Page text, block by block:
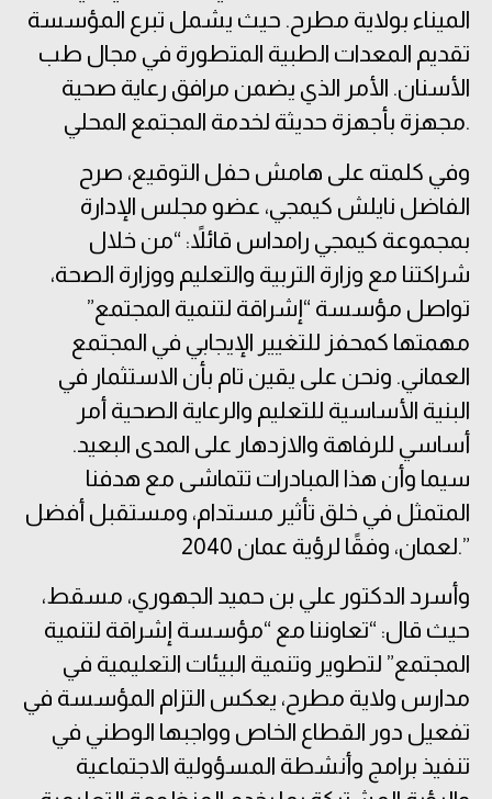
الميناء بولاية مطرح. حيث يشمل تبرع المؤسسة
تقديم المعدات الطبية المتطورة في مجال طب
الأسنان. الأمر الذي يضمن مرافق رعاية صحية
مجهزة بأجهزة حديثة لخدمة المجتمع المحلي.
وفي كلمته على هامش حفل التوقيع، صرح
الفاضل نايلش كيمجي، عضو مجلس الإدارة
بمجموعة كيمجي رامداس قائلاً: “من خلال
شراكتنا مع وزارة التربية والتعليم ووزارة الصحة،
تواصل مؤسسة “إشراقة لتنمية المجتمع”
مهمتها كمحفز للتغيير الإيجابي في المجتمع
العماني. ونحن على يقين تام بأن الاستثمار في
البنية الأساسية للتعليم والرعاية الصحية أمر
أساسي للرفاهة والازدهار على المدى البعيد.
سيما وأن هذا المبادرات تتماشى مع هدفنا
المتمثل في خلق تأثير مستدام، ومستقبل أفضل
لعمان، وفقًا لرؤية عمان 2040.”
وأسرد الدكتور علي بن حميد الجهوري، مسقط،
حيث قال: “تعاوننا مع “مؤسسة إشراقة لتنمية
المجتمع” لتطوير وتنمية البيئات التعليمية في
مدارس ولاية مطرح، يعكس التزام المؤسسة في
تفعيل دور القطاع الخاص وواجبها الوطني في
تنفيذ برامج وأنشطة المسؤولية الاجتماعية